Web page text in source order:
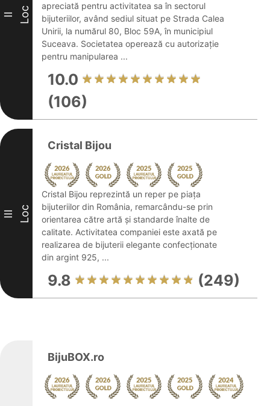
II Loc
apreciată pentru activitatea sa în sectorul
bijuteriilor, având sediul situat pe Strada Calea
Unirii, la numărul 80, Bloc 59A, în municipiul
Suceava. Societatea operează cu autorizație
pentru manipularea ...
10.0
(106)
III Loc
Cristal Bijou
Cristal Bijou reprezintă un reper pe piața
bijuteriilor din România, remarcându-se prin
orientarea către artă și standarde înalte de
calitate. Activitatea companiei este axată pe
realizarea de bijuterii elegante confecționate
din argint 925, ...
9.8 (249)
BijuBOX.ro